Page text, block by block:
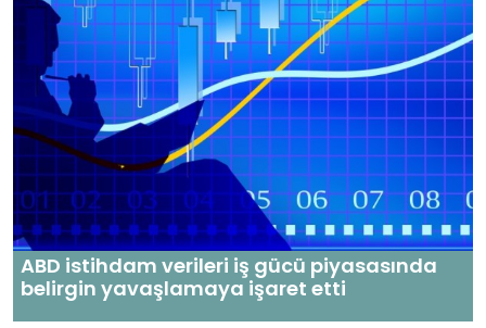
ABD istihdam verileri iş gücü piyasasında
belirgin yavaşlamaya işaret etti